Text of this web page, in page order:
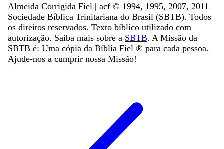
Almeida Corrigida Fiel | acf ©️ 1994, 1995, 2007, 2011
Sociedade Bíblica Trinitariana do Brasil (SBTB). Todos
os direitos reservados. Texto bíblico utilizado com
autorização. Saiba mais sobre a SBTB. A Missão da
SBTB é: Uma cópia da Bíblia Fiel ®️ para cada pessoa.
Ajude-nos a cumprir nossa Missão!